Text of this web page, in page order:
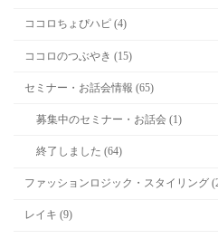
ココロちょぴハピ (4)
ココロのつぶやき (15)
セミナー・お話会情報 (65)
募集中のセミナー・お話会 (1)
終了しました (64)
ファッションロジック・スタイリング
レイキ (9)